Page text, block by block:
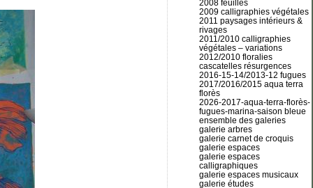
2008 feuilles
2009 calligraphies végétales
2011 paysages intérieurs &
rivages
2011/2010 calligraphies
végétales – variations
2012/2010 floralies
cascatelles résurgences
2016-15-14/2013-12 fugues
2017/2016/2015 aqua terra
florès
2026-2017-aqua-terra-florès-
fugues-marina-saison bleue
ensemble des galeries
galerie arbres
galerie carnet de croquis
galerie espaces
galerie espaces
calligraphiques
galerie espaces musicaux
galerie études